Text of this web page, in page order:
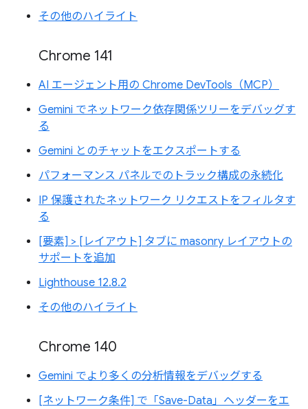
その他のハイライト
Chrome 141
AI エージェント用の Chrome DevTools（MCP）
Gemini でネットワーク依存関係ツリーをデバッグす
る
Gemini とのチャットをエクスポートする
パフォーマンス パネルでのトラック構成の永続化
IP 保護されたネットワーク リクエストをフィルタす
る
[要素] > [レイアウト] タブに masonry レイアウトの
サポートを追加
Lighthouse 12.8.2
その他のハイライト
Chrome 140
Gemini でより多くの分析情報をデバッグする
[ネットワーク条件] で「Save-Data」ヘッダーをエ